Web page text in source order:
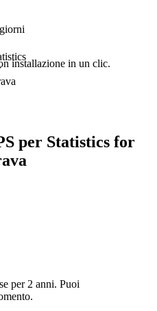
per Statistics for
per 2 anni. Puoi